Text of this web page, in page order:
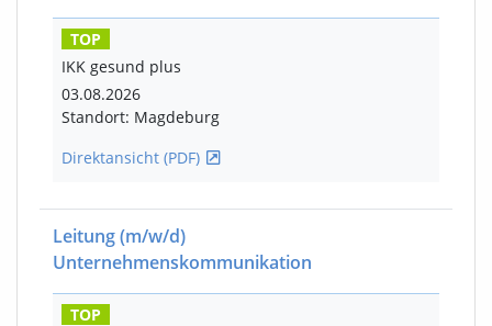
TOP
IKK gesund plus
03.08.2026
Standort: Magdeburg
Direktansicht (PDF)
Leitung(m/w/d)
Unternehmenskommunikation
TOP